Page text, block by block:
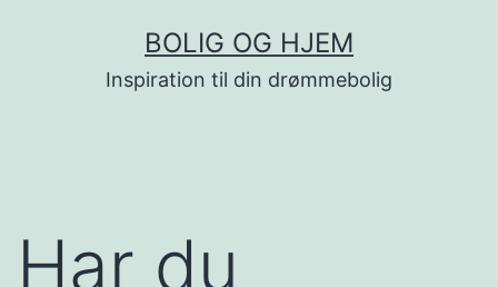
BOLIG OG HJEM
Inspiration til din drømmebolig
Har du